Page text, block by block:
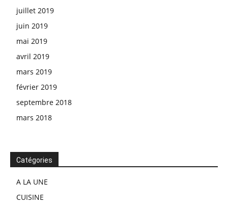
juillet 2019
juin 2019
mai 2019
avril 2019
mars 2019
février 2019
septembre 2018
mars 2018
Catégories
A LA UNE
CUISINE